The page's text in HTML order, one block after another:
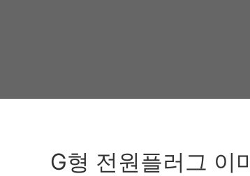
G형 전원플러그 이